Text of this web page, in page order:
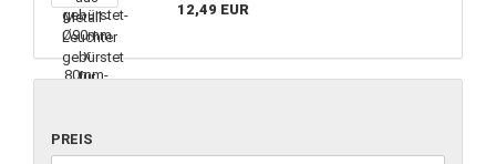
12,49 EUR
PREIS